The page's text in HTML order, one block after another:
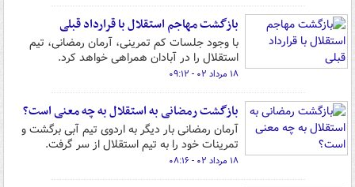
بازگشت مهاجم استقلال با قرارداد قبلی
با وجود جلسات کم تمرینی، آرمان رمضانی، تیم
استقلال را در آبادان همراهی خواهد کرد.
۱۸ مرداد ۰۲ - ۰۹:۱۲
بازگشت رمضانی به استقلال به چه معنی است؟
آرمان رمضانی بار دیگر به اردوی تیم آبی برگشت و
تمرینات خود را به تیم استقلال از سر گرفت.
۱۸ مرداد ۰۲ - ۰۸:۱۶